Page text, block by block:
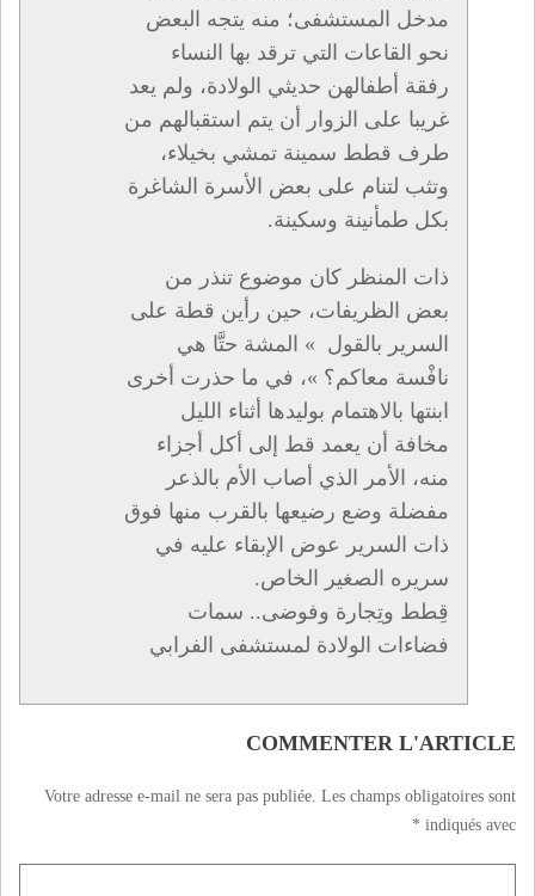
مدخل المستشفى؛ منه يتجه البعض
نحو القاعات التي ترقد بها النساء
رفقة أطفالهن حديثي الولادة، ولم يعد
غريبا على الزوار أن يتم استقبالهم من
طرف قطط سمينة تمشي بخيلاء،
وتثب لتنام على بعض الأسرة الشاغرة
بكل طمأنينة وسكينة.
ذات المنظر كان موضوع تنذر من
بعض الظريفات، حين رأين قطة على
السرير بالقول » المشة حتَّا هي
نافْسة معاكم؟ »، في ما حذرت أخرى
ابنتها بالاهتمام بوليدها أثناء الليل
مخافة أن يعمد قط إلى أكل أجزاء
منه، الأمر الذي أصاب الأم بالذعر
مفضلة وضع رضيعها بالقرب منها فوق
ذات السرير عوض الإبقاء عليه في
سريره الصغير الخاص.
قِطط وتِجارة وفوضى.. سمات
فضاءات الولادة لمستشفى الفرابي
COMMENTER L'ARTICLE
Votre adresse e-mail ne sera pas publiée. Les champs obligatoires sont
indiqués avec
*